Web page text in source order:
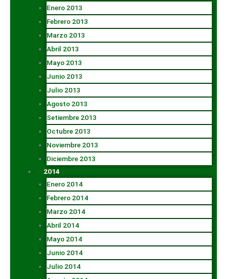
Enero 2013
Febrero 2013
Marzo 2013
Abril 2013
Mayo 2013
Junio 2013
Julio 2013
Agosto 2013
Setiembre 2013
Octubre 2013
Noviembre 2013
Diciembre 2013
2014
Enero 2014
Febrero 2014
Marzo 2014
Abril 2014
Mayo 2014
Junio 2014
Julio 2014